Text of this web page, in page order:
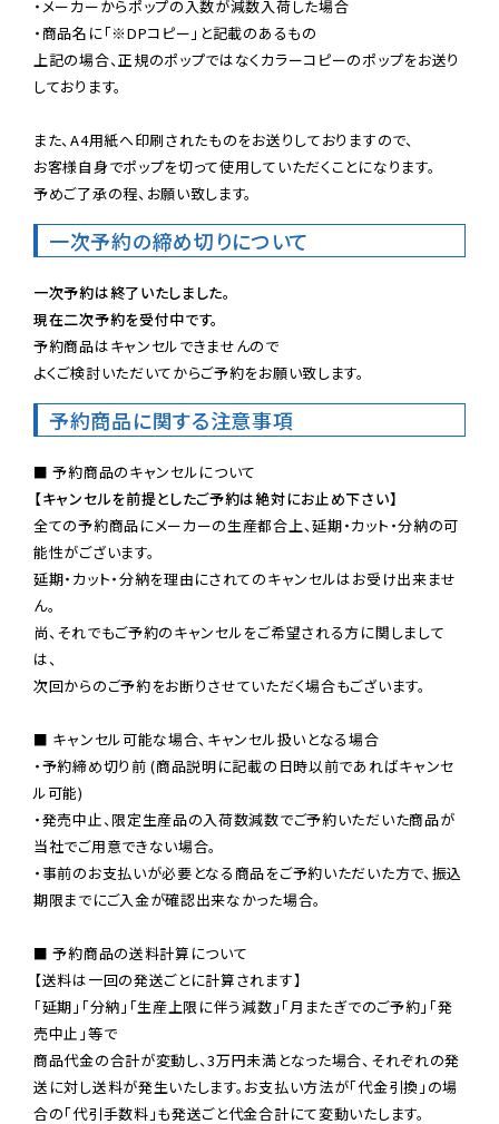
・メーカーからポップの入数が減数入荷した場合
・商品名に「※DPコピー」と記載のあるもの
上記の場合、正規のポップではなくカラーコピーのポップをお送り
しております。
また、A4用紙へ印刷されたものをお送りしておりますので、
お客様自身でポップを切って使用していただくことになります。
予めご了承の程、お願い致します。
一次予約の締め切りについて
一次予約は終了いたしました。
現在二次予約を受付中です。
予約商品はキャンセルできませんので
よくご検討いただいてからご予約をお願い致します。
予約商品に関する注意事項
【キャンセルを前提としたご予約は絶対にお止め下さい】
全ての予約商品にメーカーの生産都合上、延期・カット・分納の可
能性がございます。
延期・カット・分納を理由にされてのキャンセルはお受け出来ませ
ん。
尚、それでもご予約のキャンセルをご希望される方に関しまして
は、
次回からのご予約をお断りさせていただく場合もございます。
■ キャンセル可能な場合、キャンセル扱いとなる場合
・予約締め切り前 (商品説明に記載の日時以前であればキャンセ
ル可能)
・発売中止、限定生産品の入荷数減数でご予約いただいた商品が
当社でご用意できない場合。
・事前のお支払いが必要となる商品をご予約いただいた方で、振込
期限までにご入金が確認出来なかった場合。
■ 予約商品の送料計算について
【送料は一回の発送ごとに計算されます】
「延期」「分納」「生産上限に伴う減数」「月またぎでのご予約」「発
売中止」等で
商品代金の合計が変動し、3万円未満となった場合、それぞれの発
送に対し送料が発生いたします。お支払い方法が「代金引換」の場